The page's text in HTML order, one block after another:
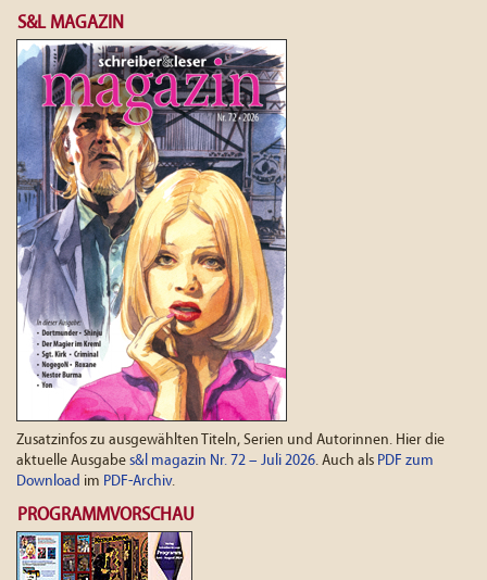
S&L MAGAZIN
Zusatzinfos zu ausgewählten Titeln, Serien und Autorinnen. Hier die
aktuelle Ausgabe s&l magazin Nr. 72 – Juli 2026. Auch als PDF zum
Download im PDF-Archiv.
PROGRAMMVORSCHAU